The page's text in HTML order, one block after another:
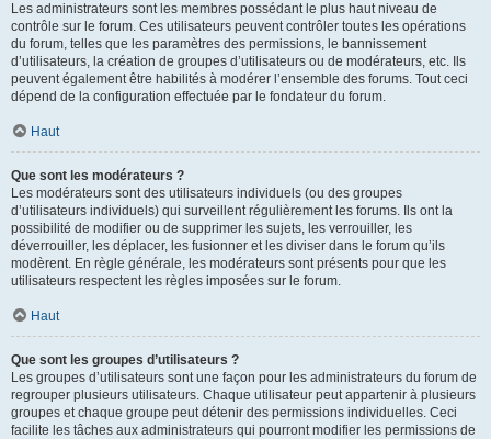
Les administrateurs sont les membres possédant le plus haut niveau de
contrôle sur le forum. Ces utilisateurs peuvent contrôler toutes les opérations
du forum, telles que les paramètres des permissions, le bannissement
d’utilisateurs, la création de groupes d’utilisateurs ou de modérateurs, etc. Ils
peuvent également être habilités à modérer l’ensemble des forums. Tout ceci
dépend de la configuration effectuée par le fondateur du forum.
Haut
Que sont les modérateurs ?
Les modérateurs sont des utilisateurs individuels (ou des groupes
d’utilisateurs individuels) qui surveillent régulièrement les forums. Ils ont la
possibilité de modifier ou de supprimer les sujets, les verrouiller, les
déverrouiller, les déplacer, les fusionner et les diviser dans le forum qu’ils
modèrent. En règle générale, les modérateurs sont présents pour que les
utilisateurs respectent les règles imposées sur le forum.
Haut
Que sont les groupes d’utilisateurs ?
Les groupes d’utilisateurs sont une façon pour les administrateurs du forum de
regrouper plusieurs utilisateurs. Chaque utilisateur peut appartenir à plusieurs
groupes et chaque groupe peut détenir des permissions individuelles. Ceci
facilite les tâches aux administrateurs qui pourront modifier les permissions de